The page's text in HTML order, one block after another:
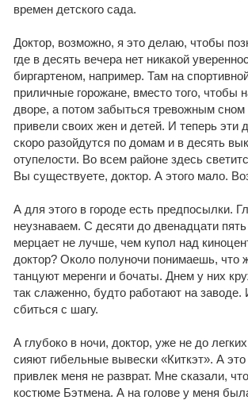
времен детского сада.
Доктор, возможно, я это делаю, чтобы
где в десять вечера нет никакой
биргартеном, например. Там на
приличные горожане, вместо того, чтобы
дворе, а потом забыться тревожным
привели своих жен и детей. И теперь эти
скоро разойдутся по домам и в десять
отупелости. Во всем районе здесь
Вы существуете, доктор. А этого мало.
А для этого в городе есть предпосылки.
неузнаваем. С десяти до двенадцати
мерцает не лучше, чем купол над
доктор? Около полуночи понимаешь, что
танцуют меренги и бочаты. Днем у них
так слаженно, будто работают на
сбиться с шагу.
А глубоко в ночи, доктор, уже не до
сияют гибельные вывески «Киткэт». А
привлек меня не разврат. Мне сказали,
костюме Бэтмена. А на голове у меня